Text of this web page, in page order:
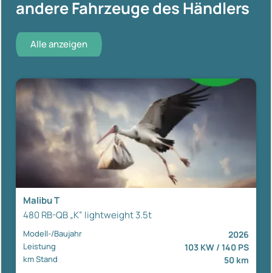
andere Fahrzeuge des Händlers
Alle anzeigen
Malibu T
480 RB-QB „K“ lightweight 3.5t
Modell-/Baujahr 2026
Leistung 103 KW / 140 PS
km Stand 50 km